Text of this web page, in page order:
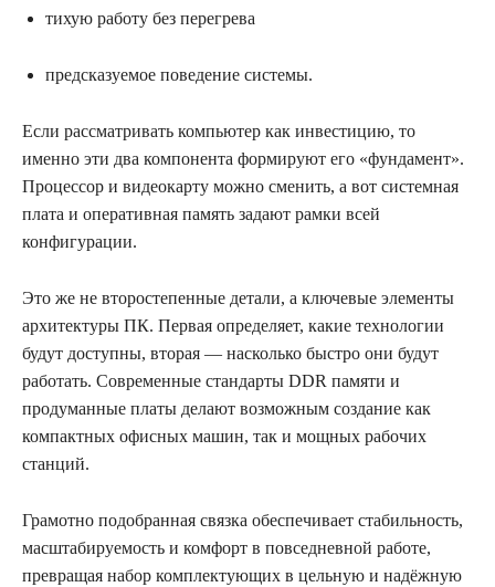
тихую работу без перегрева
предсказуемое поведение системы.
Если рассматривать компьютер как инвестицию, то
именно эти два компонента формируют его «фундамент».
Процессор и видеокарту можно сменить, а вот системная
плата и оперативная память задают рамки всей
конфигурации.
Это же не второстепенные детали, а ключевые элементы
архитектуры ПК. Первая определяет, какие технологии
будут доступны, вторая — насколько быстро они будут
работать. Современные стандарты DDR памяти и
продуманные платы делают возможным создание как
компактных офисных машин, так и мощных рабочих
станций.
Грамотно подобранная связка обеспечивает стабильность,
масштабируемость и комфорт в повседневной работе,
превращая набор комплектующих в цельную и надёжную